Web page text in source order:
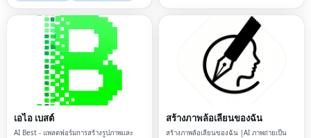
เอไอ เบสต์
AI Best - แพลตฟอร์มการสร้างรูปภาพและ
สร้างภาพล้อเลียนของฉัน
สร้างภาพล้อเลียนของฉัน |AI ภาพถ่ายเป็น